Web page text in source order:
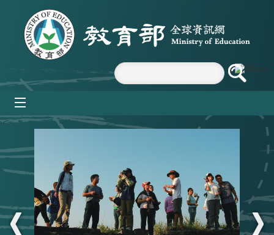
跳到主要內容區塊
:::